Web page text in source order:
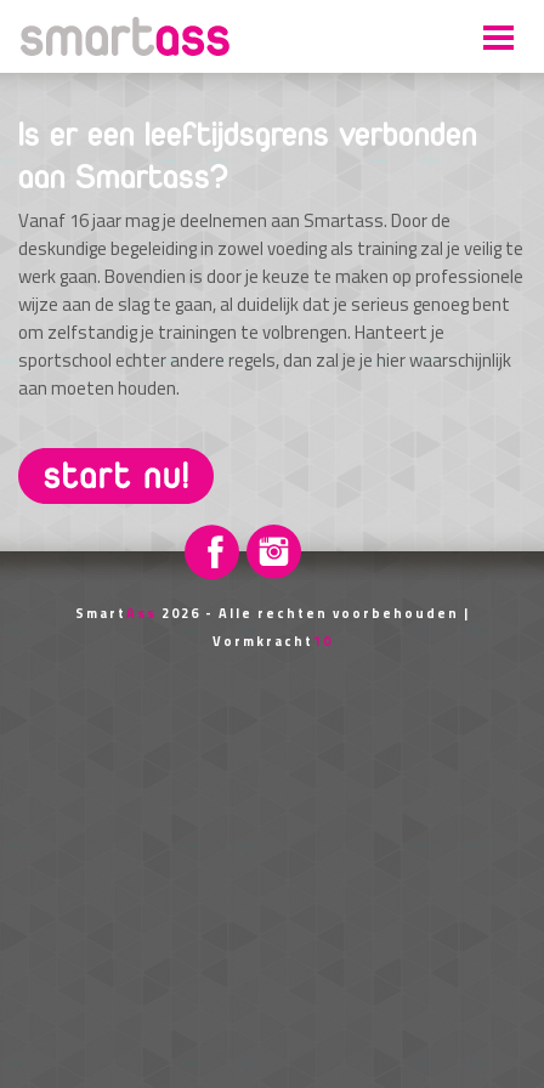
Is er een leeftijdsgrens verbonden
aan Smartass?
Vanaf 16 jaar mag je deelnemen aan Smartass. Door de
deskundige begeleiding in zowel voeding als training zal je veilig te
werk gaan. Bovendien is door je keuze te maken op professionele
wijze aan de slag te gaan, al duidelijk dat je serieus genoeg bent
om zelfstandig je trainingen te volbrengen. Hanteert je
sportschool echter andere regels, dan zal je je hier waarschijnlijk
aan moeten houden.
SmartAss 2026 - Alle rechten voorbehouden |
Vormkracht 10